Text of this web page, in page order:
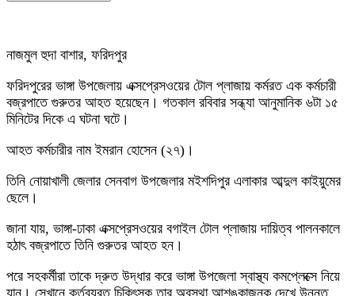
নাজমুল হুদা বাশার, ফরিদপুর
ফরিদপুরের ভাঙ্গা উপজেলায় এক্সপ্রেসওয়ের টোল প্লাজায় কর্মরত এক কর্মচারী
বজ্রপাতে গুরুতর আহত হয়েছেন। গতকাল ‌রবিবার সন্ধ্যা আনুমানিক ৬টা ১৫
মিনিটের দিকে এ ঘটনা ঘটে।
আহত কর্মচারীর নাম ইমরান হোসেন (২৭)।
তিনি নোয়াখালী জেলার সেনবাগ উপজেলার মইশদিপুর এলাকার আব্দুল কাইয়ুমের
ছেলে।
জানা যায়, ভাঙ্গা-ঢাকা এক্সপ্রেসওয়ের বগাইল টোল প্লাজায় দায়িত্ব পালনকালে
হঠাৎ বজ্রপাতে তিনি গুরুতর আহত হন।
পরে সহকর্মীরা তাকে দ্রুত উদ্ধার করে ভাঙ্গা উপজেলা স্বাস্থ্য কমপ্লেক্সে নিয়ে
যান। সেখানে কর্তব্যরত চিকিৎসক তার অবস্থা আশঙ্কাজনক দেখে উন্নত